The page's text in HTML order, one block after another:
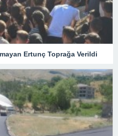
Ertunç Toprağa Verildi